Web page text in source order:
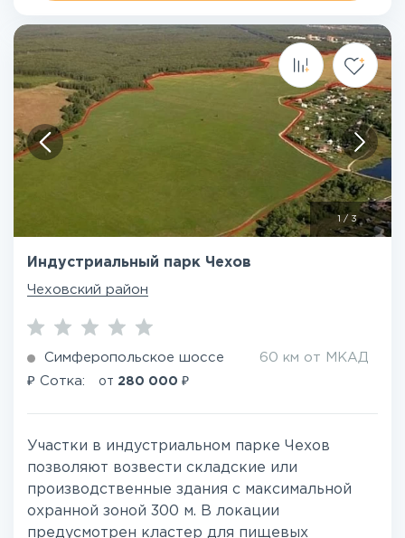
/ 3
Индустриальный парк Чехов
Чеховский район
Симферопольское шоссе 60 км от МКАД
₽ Сотка: от 280 000 ₽
Участки в индустриальном парке Чехов
позволяют возвести складские или
производственные здания с максимальной
охранной зоной 300 м. В локации
предусмотрен кластер для пищевых